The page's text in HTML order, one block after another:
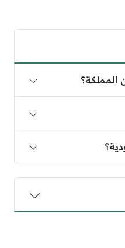
المملكة؟